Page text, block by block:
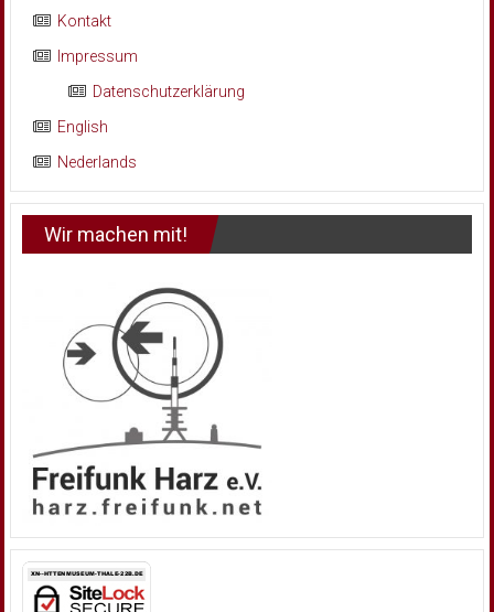
Kontakt
Impressum
Datenschutzerklärung
English
Nederlands
Wir machen mit!